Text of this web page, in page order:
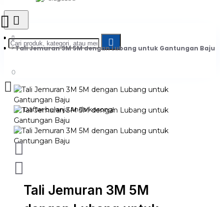
0
Daftar belanja Anda kosong!
Tali Jemuran 3M 5M dengan Lubang untuk Gantungan Baju
Tali Jemuran 3M 5M